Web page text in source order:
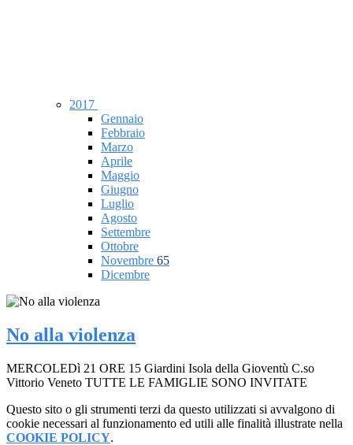
2017
Gennaio
Febbraio
Marzo
Aprile
Maggio
Giugno
Luglio
Agosto
Settembre
Ottobre
Novembre 65
Dicembre
No alla violenza
MERCOLEDì 21 ORE 15 Giardini Isola della Gioventù C.so
Vittorio Veneto TUTTE LE FAMIGLIE SONO INVITATE
Questo sito o gli strumenti terzi da questo utilizzati si avvalgono di
cookie necessari al funzionamento ed utili alle finalità illustrate nella
COOKIE POLICY.